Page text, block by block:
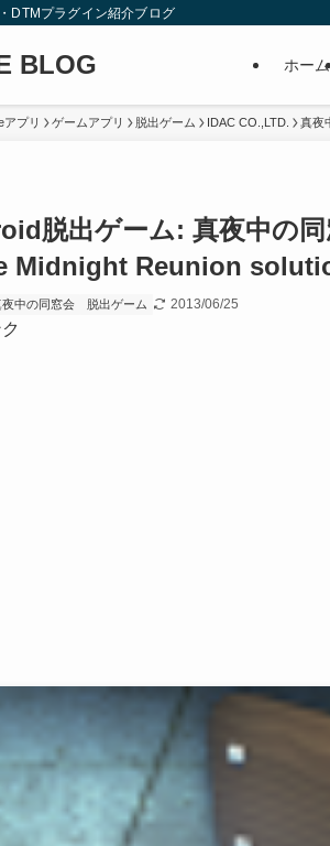
DTMプラグイン紹介ブログ
BLOG ホーム
アプリ ゲームアプリ 脱出ゲーム IDAC CO.,LTD. 真夜
脱出ゲーム: 真夜中の
Midnight Reunion
夜中の同窓会 脱出ゲーム 2013/06/25